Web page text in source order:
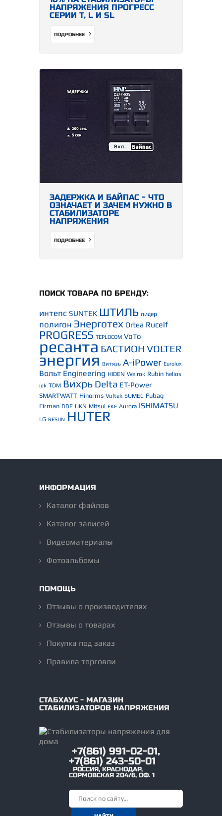
НАПРЯЖЕНИЯ ПРОГРЕСС
СЕРИИ Т, L И SL
ПОДРОБНЕЕ
ЗАДЕРЖКА И БАЙПАС - ЧТО
ОЗНАЧАЕТ И ЗАЧЕМ НУЖНО В
СТАБИЛИЗАТОРЕ
НАПРЯЖЕНИЯ
ПОДРОБНЕЕ
ПОИСК ТОВАРА ПО БРЕНДУ:
интепс SUNTEK ШТИЛЬ лидер
полигон Энерготех Ortea Rucelf
PROGRESS TEPLOCOM VoTo
ресанта БАСТИОН VOLTER
энергия Витязь A-iPower Eurolux
Вольт Engineering HIDEN Welrok Rubin helios
iek TDM Вихрь Delta ET-Power
SMARTWATT Hinorms Voltek SUMEC Fubag
Firman DDE UKN Mitsui EKF Aurora ISHIMATSU
LG RESUN HUTER
ИНФОРМАЦИЯ
Каталог файлов
Каталог записей
Видеоматериалы
Фотоальбомы
ПОМОЩЬ
Отзывы о производителях
Отзывы о товарах
Покупка под заказ
Правила торговли
СТАБХАУС - МАГАЗИН
СТАБИЛИЗАТОРОВ НАПРЯЖЕНИЯ
+7(861) 991-02-01,
+7(861) 243-50-01
РОССИЯ,КРАСНОДАР,
СОРМОВСКАЯ 204/6, ОФ. 1